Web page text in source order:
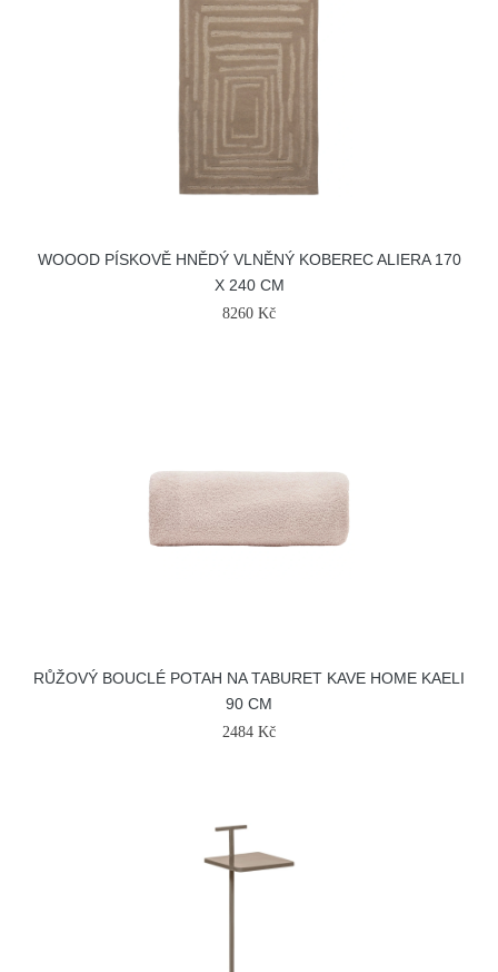
WOOOD PÍSKOVĚ HNĚDÝ VLNĚNÝ KOBEREC ALIERA 170
X 240 CM
8260 Kč
RŮŽOVÝ BOUCLÉ POTAH NA TABURET KAVE HOME KAELI
90 CM
2484 Kč